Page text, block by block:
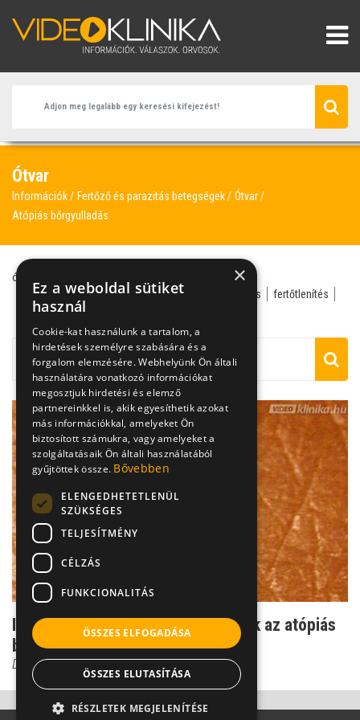
Ótvar
Információk Fertőző és parazitás betegségek
Ótvar
Atópiás bőrgyulladás
ótvar
atópiás bőrgyulladás
bőr- és nemi gyógyász
bőrgyógyász bőrviszketés
fertőtlenítés
genny
Irritáló gyermekkín - így jelentkezik az atópiás
bőrgyulladá...
Dr. Bókay János
×
Ez a weboldal sütiket
használ
Cookie-kat használunk a tartalom, a
hirdetések személyre szabására és a
forgalom elemzésére. Webhelyünk Ön általi
használatára vonatkozó információkat
megosztjuk hirdetési és elemző
partnereinkkel is, akik egyesíthetik azokat
más információkkal, amelyeket Ön
biztosított számukra, vagy amelyeket a
szolgáltatásaik Ön általi használatából
gyűjtöttek össze. Bővebben
ELENGEDHETETLENÜL
SZÜKSÉGES
TELJESÍTMÉNY
CÉLZÁS
FUNKCIONALITÁS
ÖSSZES ELFOGADÁSA
ÖSSZES ELUTASÍTÁSA
RÉSZLETEK MEGJELENÍTÉSE